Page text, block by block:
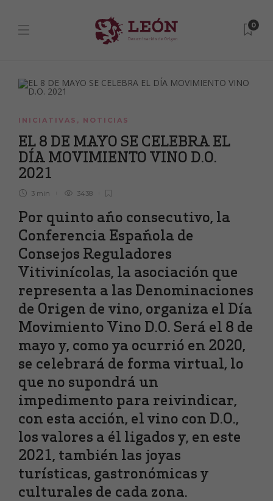
0
INICIATIVAS , NOTICIAS
EL 8 DE MAYO SE CELEBRA EL
DÍA MOVIMIENTO VINO D.O.
2021
3 min 3438
Por quinto año consecutivo, la
Conferencia Española de
Consejos Reguladores
Vitivinícolas, la asociación que
representa a las Denominaciones
de Origen de vino, organiza el Día
Movimiento Vino D.O. Será el 8 de
mayo y, como ya ocurrió en 2020,
se celebrará de forma virtual, lo
que no supondrá un
impedimento para reivindicar,
con esta acción, el vino con D.O.,
los valores a él ligados y, en este
2021, también las joyas
turísticas, gastronómicas y
culturales de cada zona.